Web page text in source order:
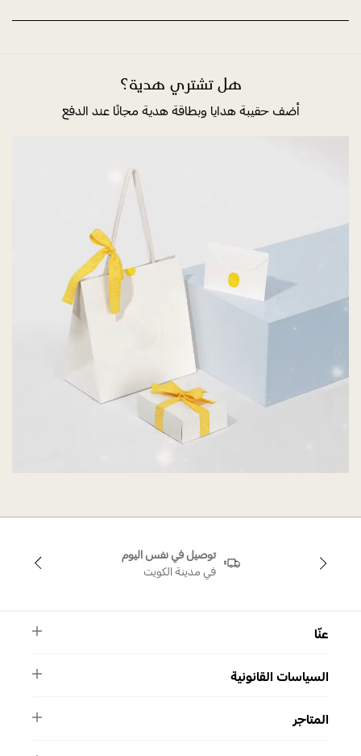
هل تشتري هدية؟
أضف حقيبة هدايا وبطاقة هدية مجانًا عند الدفع
توصيل في نفس اليوم
في مدينة الكويت
عنّا
الأسئلة الشائعة
اتصل بنا
السياسات القانونية
سياسة الخصوصية
المتاجر